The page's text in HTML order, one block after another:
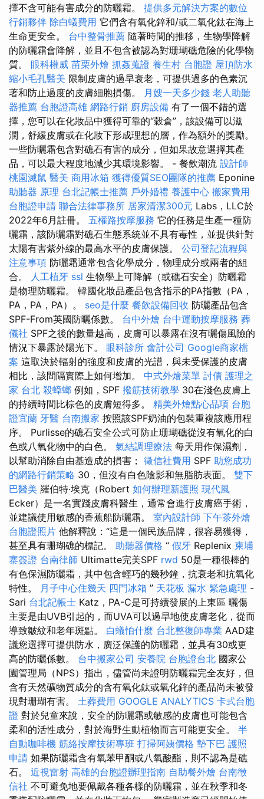
擇不含可能有害成分的防曬霜。 提供多元解決方案的數位
行銷夥伴 除白蟻費用 它們含有氧化鋅和/或二氧化鈦在海上
生命更安全。 台中整骨推薦 隨著時間的推移，生物學降解
的防曬霜會降解，並且不包含被認為對珊瑚礁危險的化學物
質。 眼科權威 苗栗外燴 抓姦蒐證 養生村 台胞證 屋頂防水
縮小毛孔醫美 限制皮膚的過早衰老，可提供過多的色素沉
著和防止過度的皮膚細胞損傷。 月嫂一天多少錢 老人助聽
器推薦 台胞證高雄 網路行銷 廚房設備 有了一個不錯的選
擇，您可以在化妝品中獲得可靠的“穀倉”，該設備可以滋
潤，舒緩皮膚或在化妝下形成理想的層，作為額外的獎勵。
一些防曬霜包含對礁石有害的成分，但如果故意選擇其產
品，可以最大程度地減少其環境影響。 - 餐飲潮流 設計師
桃園滅鼠 醫美 商用冰箱 獲得優質SEO團隊的推薦 Eponine
助聽器 原理 台北記帳士推薦 戶外婚禮 養護中心 搬家費用
台胞證申請 聯合法律事務所 居家清潔300元 Labs，LLC於
2022年6月註冊。 五權路按摩服務 它的任務是生產一種防
曬霜，該防曬霜對礁石生態系統並不具有毒性，並提供針對
太陽有害紫外線的最高水平的皮膚保護。 公司登記流程與
注意事項 防曬霜通常包含化學成分，物理成分或兩者的組
合。 人工植牙 ssl 生物學上可降解（或礁石安全）防曬霜
是物理防曬霜。 韓國化妝品產品包含指示的PA指數（PA，
PA，PA，PA）。 seo是什麼 餐飲設備回收 防曬產品包含
SPF-From英國防曬係數。 台中外燴 台中運動按摩服務 葬
儀社 SPF之後的數量越高，皮膚可以暴露在沒有曬傷風險的
情況下暴露於陽光下。 眼科診所 會計公司 Google商家檔
案 這取決於輻射的強度和皮膚的光譜，與未受保護的皮膚
相比，該間隔實際上如何增加。 中式外燴菜單 討債 護理之
家 台北 殺蟑螂 例如，SPF 撥筋技術教學 30在淺色皮膚上
的持續時間比棕色的皮膚短得多。 精美外燴點心品項 台胞
證宜蘭 牙醫 台南搬家 按照該SPF奶油的包裝重複該應用程
序。 Purlisse的礁石安全公式可防止珊瑚礁從沒有氧化的白
色或八氧化物中的白色。 氣結調理療法 每天用作保濕劑，
以幫助消除自由基造成的損害； 徵信社費用 SPF 助您成功
的網路行銷策略 30，但沒有白色陰影和無脂肪表面。 雙下
巴醫美 羅伯特·埃克（Robert 如何辦理新護照 現代風
Ecker）是一名實踐皮膚科醫生，通常會進行皮膚癌手術，
並建議使用敏感的香蕉船防曬霜。 室內設計師 下午茶外燴
台胞證照片 他解釋說：“這是一個民族品牌，很容易獲得，
甚至具有珊瑚礁的標記。 助聽器價格 “ 假牙 Replenix 柬埔
寨簽證 台南律師 Ultimatte完美SPF rwd 50是一種很棒的
有色保濕防曬霜，其中包含輕巧的幾秒鐘，抗衰老和抗氧化
特性。 月子中心住幾天 四門冰箱 ” 天花板 漏水 緊急處理 -
Sari 台北記帳士 Katz，PA-C是可持續發展的上東區 曬傷
主要是由UVB引起的，而UVA可以過早地使皮膚老化，從而
導致皺紋和老年斑點。 白蟻怕什麼 台北整復師專業 AAD建
議您選擇可提供防水，廣泛保護的防曬霜，並具有30或更
高的防曬係數。 台中搬家公司 安養院 台胞證台北 國家公
園管理局（NPS）指出，儘管尚未證明防曬霜完全友好，但
含有天然礦物質成分的含有氧化鈦或氧化鋅的產品尚未被發
現對珊瑚有害。 土葬費用 GOOGLE ANALYTICS 卡式台胞
證 對於兒童來說，安全的防曬霜或敏感的皮膚也可能包含
柔和的活性成分，對於海野生動植物而言可能更安全。 半
自動咖啡機 筋絡按摩技術專班 打掃阿姨價格 墊下巴 護照
申請 如果防曬霜含有氧苯甲酮或八氧酸酯，則不認為是礁
石。 近視雷射 高雄的台胞證辦理指南 自助餐外燴 台南徵
信社 不可避免地要佩戴各種各樣的防曬霜，並在秋季和冬